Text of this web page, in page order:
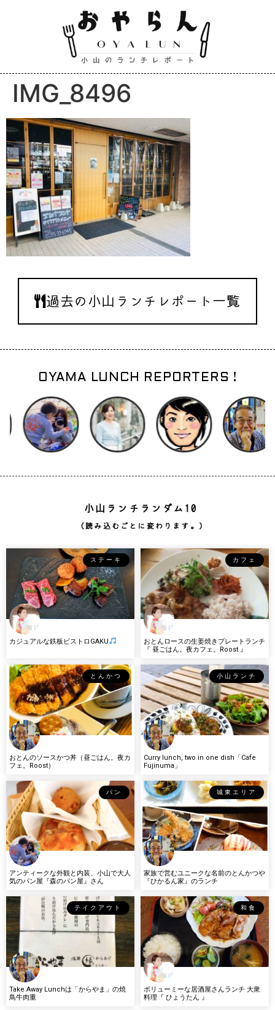
IMG_8496
過去の小山ランチレポート一覧
OYAMA LUNCH REPORTERS !
小山ランチランダム10
（読み込むごとに変わります。）
ステーキ
カジュアルな鉄板ビストロGAKU
カフェ
おとんロースの生姜焼きプレートランチ
『 昼ごはん。夜カフェ。Roost 』
とんかつ
おとんのソースかつ丼（昼ごはん。夜カ
フェ。Roost）
小山ランチ
Curry lunch, two in one dish「Cafe
Fujinuma」
パン
アンティークな外観と内装、小山で大人
気のパン屋『森のパン屋』さん
城東エリア
家族で営むユニークな名前のとんかつや
『ひかるん家』のランチ
テイクアウト
Take Away Lunchは「からやま」の焼
鳥牛肉重
和食
ボリューミーな居酒屋さんランチ 大衆
料理『 ひょうたん 』